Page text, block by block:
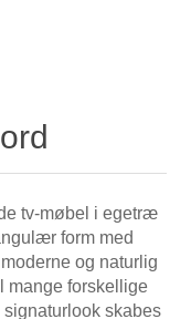
tv-møbel i egetræ
form med
og naturlig
mange forskellige
skabes